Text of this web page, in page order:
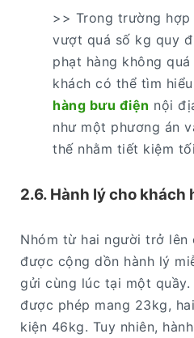
>> Trong trường
vượt quá số kg quy
phạt hàng không
khách có thể tìm
hàng bưu điện nội
như một phương án
thế nhằm tiết kiệm
2.6. Hành lý cho khách
Nhóm từ hai người trở lên
được cộng dồn hành lý
gửi cùng lúc tại một
được phép mang 23kg,
kiện 46kg. Tuy nhiên,